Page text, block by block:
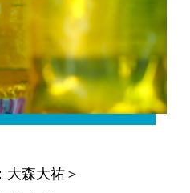
森大祐＞